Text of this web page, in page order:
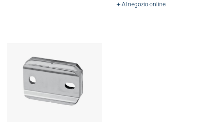
+ Al negozio online